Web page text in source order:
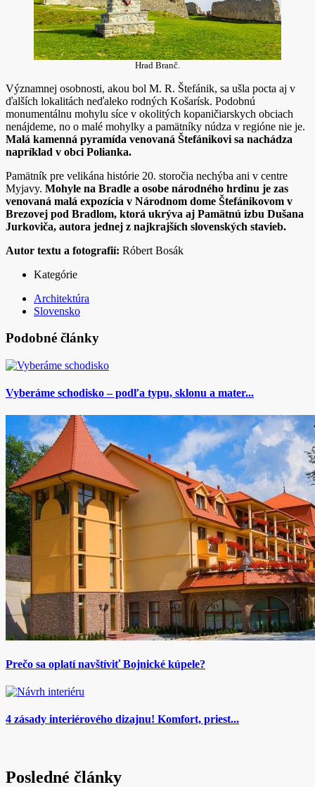
Hrad Branč.
Významnej osobnosti, akou bol M. R. Štefánik, sa ušla pocta aj v
ďalších lokalitách neďaleko rodných Košarísk. Podobnú
monumentálnu mohylu síce v okolitých kopaničiarskych obciach
nenájdeme, no o malé mohylky a pamätníky núdza v regióne nie je.
Malá kamenná pyramída venovaná Štefánikovi sa nachádza
napríklad v obci Polianka.
Pamätník pre velikána histórie 20. storočia nechýba ani v centre
Myjavy. Mohyle na Bradle a osobe národného hrdinu je zas
venovaná malá expozícia v Národnom dome Štefánikovom v
Brezovej pod Bradlom, ktorá ukrýva aj Pamätnú izbu Dušana
Jurkoviča, autora jednej z najkrajších slovenských stavieb.
Autor textu a fotografií: Róbert Bosák
Kategórie
Architektúra
Slovensko
Podobné články
Vyberáme schodisko – podľa typu, sklonu a mater...
Prečo sa oplatí navštíviť Bojnické kúpele?
4 zásady interiérového dizajnu! Komfort, priest...
Posledné články